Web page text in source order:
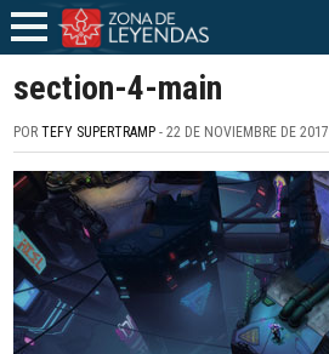
section-4-main
PORTEFY SUPERTRAMP - 22 DE NOVIEMBRE DE 2017